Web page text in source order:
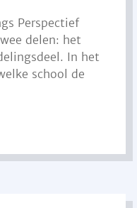
Perspectief
delen: het
In het
school de